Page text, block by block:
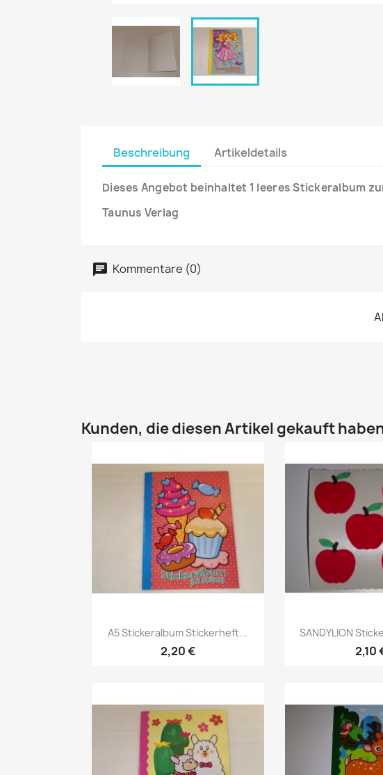
Beschreibung Artikeldetails
Dieses Angebot beinhaltet 1 leeres Stickeralbum
Taunus Verlag
Kommentare (0)
Kunden, die diesen Artikel gekauft
A5 Stickeralbum Stickerheft...
2,20 €
SANDYLION
2,10